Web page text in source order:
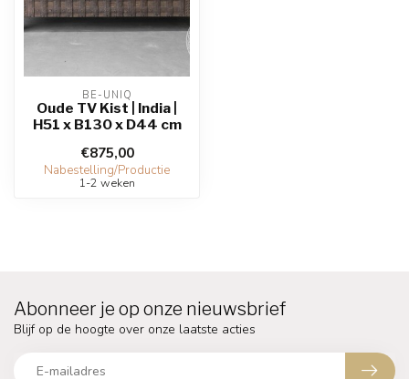
BE-UNIQ
Oude TV Kist | India |
H51 x B130 x D44 cm
€875,00
Nabestelling/Productie
1-2 weken
Abonneer je op onze nieuwsbrief
Blijf op de hoogte over onze laatste acties